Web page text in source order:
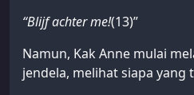
“Blijf achter me!(13)”
Namun, Kak Anne mulai
jendela, melihat siapa